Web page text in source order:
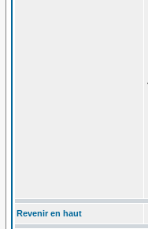
Revenir en haut